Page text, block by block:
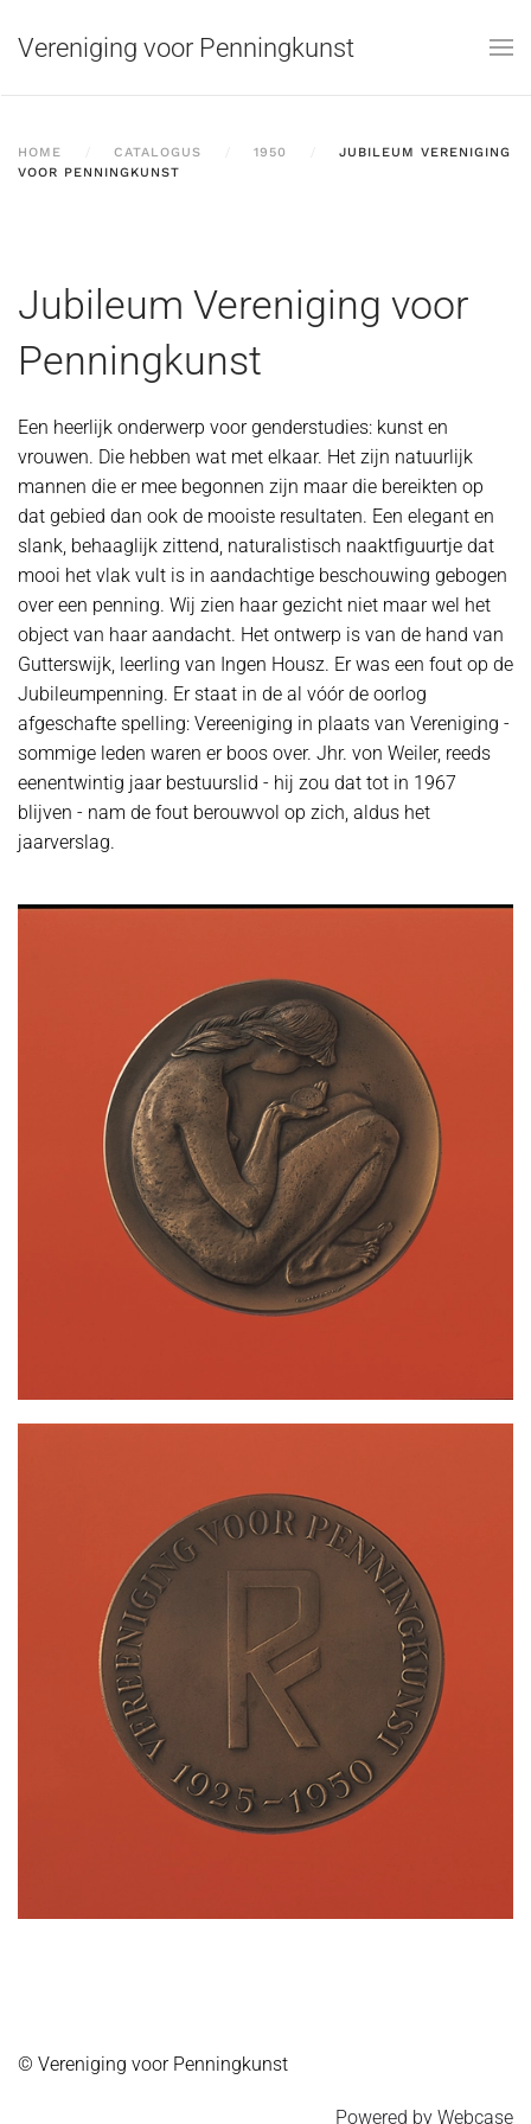
Skip to main content
Vereniging voor Penningkunst
HOME CATALOGUS 1950
JUBILEUM VERENIGING
VOOR PENNINGKUNST
Jubileum Vereniging voor
Penningkunst
Een heerlijk onderwerp voor genderstudies: kunst en
vrouwen. Die hebben wat met elkaar. Het zijn natuurlijk
mannen die er mee begonnen zijn maar die bereikten op
dat gebied dan ook de mooiste resultaten. Een elegant en
slank, behaaglijk zittend, naturalistisch naaktfiguurtje dat
mooi het vlak vult is in aandachtige beschouwing gebogen
over een penning. Wij zien haar gezicht niet maar wel het
object van haar aandacht. Het ontwerp is van de hand van
Gutterswijk, leerling van Ingen Housz. Er was een fout op de
Jubileumpenning. Er staat in de al vóór de oorlog
afgeschafte spelling: Vereeniging in plaats van Vereniging -
sommige leden waren er boos over. Jhr. von Weiler, reeds
eenentwintig jaar bestuurslid - hij zou dat tot in 1967
blijven - nam de fout berouwvol op zich, aldus het
jaarverslag.
© Vereniging voor Penningkunst
Powered by Webcase